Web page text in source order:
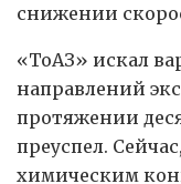
снижении
«ТоАЗ» искал
направлений
протяжении
преуспел.
химическим